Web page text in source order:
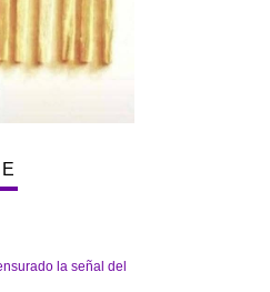
la señal del